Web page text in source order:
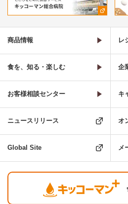
商品情報 レ
食を、知る・楽しむ 企
お客様相談センター キ
ニュースリリース オ
Global Site メ